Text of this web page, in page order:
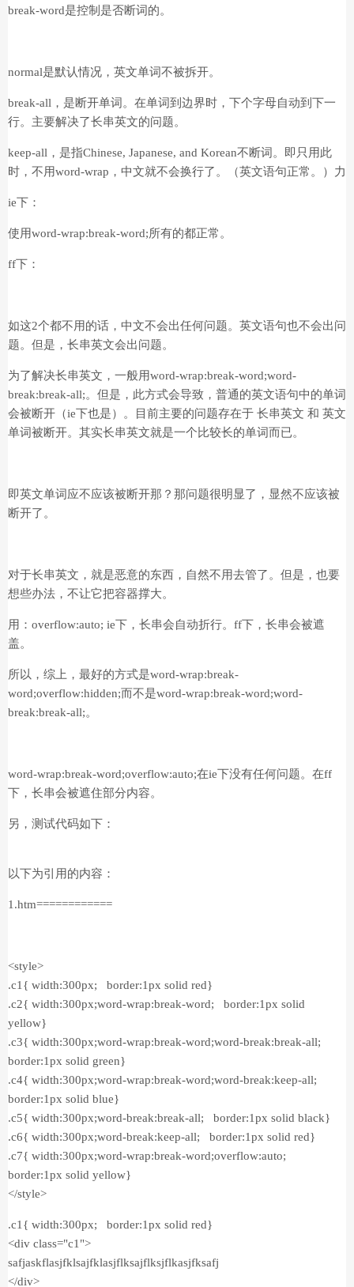
break-word是控制是否断词的。
normal是默认情况，英文单词不被拆开。
break-all，是断开单词。在单词到边界时，下个字母自动到下一
行。主要解决了长串英文的问题。
keep-all，是指Chinese, Japanese, and Korean不断词。即只用此
时，不用word-wrap，中文就不会换行了。（英文语句正常。）力
ie下：
使用word-wrap:break-word;所有的都正常。
ff下：
如这2个都不用的话，中文不会出任何问题。英文语句也不会出问
题。但是，长串英文会出问题。
为了解决长串英文，一般用word-wrap:break-word;word-
break:break-all;。但是，此方式会导致，普通的英文语句中的单词
会被断开（ie下也是）。目前主要的问题存在于 长串英文 和 英文
单词被断开。其实长串英文就是一个比较长的单词而已。
即英文单词应不应该被断开那？那问题很明显了，显然不应该被
断开了。
对于长串英文，就是恶意的东西，自然不用去管了。但是，也要
想些办法，不让它把容器撑大。
用：overflow:auto; ie下，长串会自动折行。ff下，长串会被遮
盖。
所以，综上，最好的方式是word-wrap:break-
word;overflow:hidden;而不是word-wrap:break-word;word-
break:break-all;。
word-wrap:break-word;overflow:auto;在ie下没有任何问题。在ff
下，长串会被遮住部分内容。
另，测试代码如下：
以下为引用的内容：
1.htm============
<style>
.c1{ width:300px; border:1px solid red}
.c2{ width:300px;word-wrap:break-word; border:1px solid
yellow}
.c3{ width:300px;word-wrap:break-word;word-break:break-all;
border:1px solid green}
.c4{ width:300px;word-wrap:break-word;word-break:keep-all;
border:1px solid blue}
.c5{ width:300px;word-break:break-all; border:1px solid black}
.c6{ width:300px;word-break:keep-all; border:1px solid red}
.c7{ width:300px;word-wrap:break-word;overflow:auto;
border:1px solid yellow}
</style>
.c1{ width:300px; border:1px solid red}
<div class="c1">
safjaskflasjfklsajfklasjflksajflksjflkasjfksafj
</div>